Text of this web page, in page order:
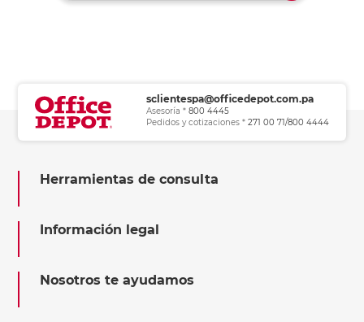
sclientespa@officedepot.com.pa
Asesoría * 800 4445
Pedidos y cotizaciones * 271 00 71/800 4444
Herramientas de consulta
Información legal
Nosotros te ayudamos